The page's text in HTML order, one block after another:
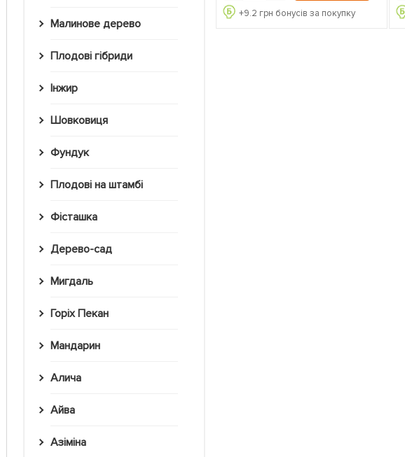
Малинове дерево
Плодові гібриди
Інжир
Шовковиця
Фундук
Плодові на штамбі
Фісташка
Дерево-сад
Мигдаль
Горіх Пекан
Мандарин
Алича
Айва
Азіміна
+9.2 грн бонусів за покупку